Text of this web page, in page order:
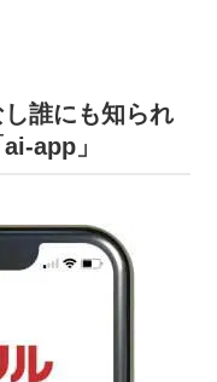
誰にも知られ
app」